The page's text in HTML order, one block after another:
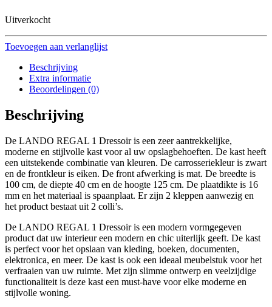
Uitverkocht
Toevoegen aan verlanglijst
Beschrijving
Extra informatie
Beoordelingen (0)
Beschrijving
De LANDO REGAL 1 Dressoir is een zeer aantrekkelijke,
moderne en stijlvolle kast voor al uw opslagbehoeften. De kast heeft
een uitstekende combinatie van kleuren. De carrosseriekleur is zwart
en de frontkleur is eiken. De front afwerking is mat. De breedte is
100 cm, de diepte 40 cm en de hoogte 125 cm. De plaatdikte is 16
mm en het materiaal is spaanplaat. Er zijn 2 kleppen aanwezig en
het product bestaat uit 2 colli’s.
De LANDO REGAL 1 Dressoir is een modern vormgegeven
product dat uw interieur een modern en chic uiterlijk geeft. De kast
is perfect voor het opslaan van kleding, boeken, documenten,
elektronica, en meer. De kast is ook een ideaal meubelstuk voor het
verfraaien van uw ruimte. Met zijn slimme ontwerp en veelzijdige
functionaliteit is deze kast een must-have voor elke moderne en
stijlvolle woning.